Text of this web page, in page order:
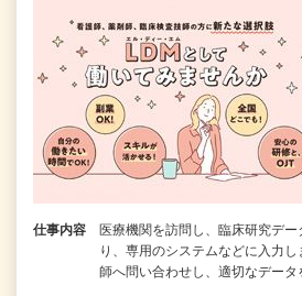
仕事内容
医療機関を訪問し、臨床研究デ
り、専用のシステムなどに入力
師へ問い合わせし、適切なデー